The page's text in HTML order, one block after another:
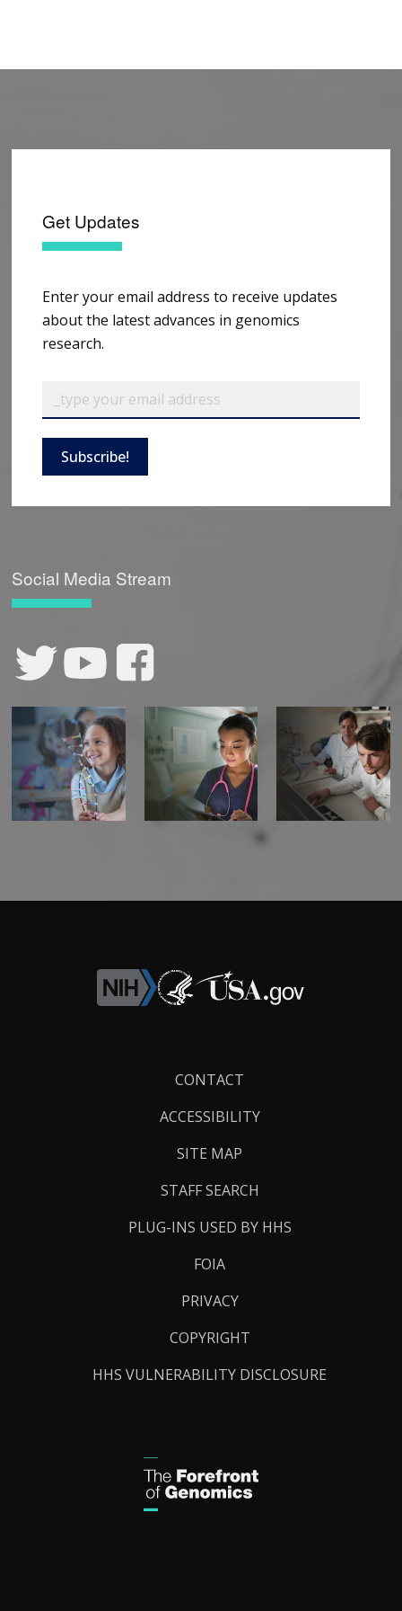
Get Updates
Enter your email address to receive updates
about the latest advances in genomics
research.
Subscribe!
Social Media Stream
CONTACT
ACCESSIBILITY
SITE MAP
STAFF SEARCH
PLUG-INS USED BY HHS
FOIA
PRIVACY
COPYRIGHT
HHS VULNERABILITY DISCLOSURE